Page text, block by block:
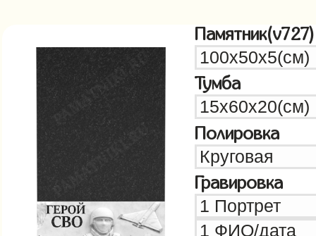
Памятник(v727)
Тумба
Полировка
Гравировка